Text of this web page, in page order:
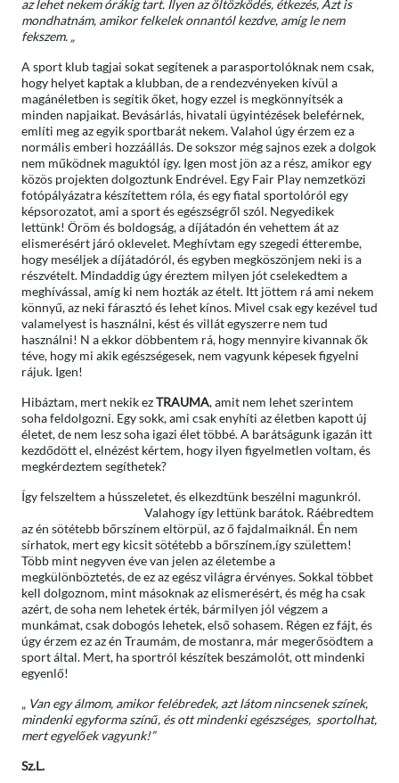
az lehet nekem órákig tart. Ilyen az öltözködés, étkezés, Azt is
mondhatnám, amikor felkelek onnantól kezdve, amíg le nem
fekszem. „
A sport klub tagjai sokat segítenek a parasportolóknak nem csak,
hogy helyet kaptak a klubban, de a rendezvényeken kívül a
magánéletben is segítik őket, hogy ezzel is megkönnyítsék a
minden napjaikat. Bevásárlás, hivatali ügyintézések beleférnek,
említi meg az egyik sportbarát nekem. Valahol úgy érzem ez a
normális emberi hozzáállás. De sokszor még sajnos ezek a dolgok
nem működnek maguktól így. Igen most jön az a rész, amikor egy
közös projekten dolgoztunk Endrével. Egy Fair Play nemzetközi
fotópályázatra készítettem róla, és egy fiatal sportolóról egy
képsorozatot, ami a sport és egészségről szól. Negyedikek
lettünk! Öröm és boldogság, a díjátadón én vehettem át az
elismerésért járó oklevelet. Meghívtam egy szegedi étterembe,
hogy meséljek a díjátadóról, és egyben megköszönjem neki is a
részvételt. Mindaddig úgy éreztem milyen jót cselekedtem a
meghívással, amíg ki nem hozták az ételt. Itt jöttem rá ami nekem
könnyű, az neki fárasztó és lehet kínos. Mivel csak egy kezével tud
valamelyest is használni, kést és villát egyszerre nem tud
használni! N a ekkor döbbentem rá, hogy mennyire kivannak ők
téve, hogy mi akik egészségesek, nem vagyunk képesek figyelni
rájuk. Igen!
Hibáztam, mert nekik ezTRAUMA, amit nem lehet szerintem
soha feldolgozni. Egy sokk, ami csak enyhíti az életben kapott új
életet, de nem lesz soha igazi élet többé. A barátságunk igazán itt
kezdődött el, elnézést kértem, hogy ilyen figyelmetlen voltam, és
megkérdeztem segíthetek?
Így felszeltem a hússzeletet, és elkezdtünk beszélni magunkról.
Valahogy így lettünk barátok. Ráébredtem
az én sötétebb bőrszínem eltörpül, az ő fajdalmaiknál. Én nem
sírhatok, mert egy kicsit sötétebb a bőrszínem,így születtem!
Több mint negyven éve van jelen az életembe a
megkülönböztetés, de ez az egész világra érvényes. Sokkal többet
kell dolgoznom, mint másoknak az elismerésért, és még ha csak
azért, de soha nem lehetek érték, bármilyen jól végzem a
munkámat, csak dobogós lehetek, első sohasem. Régen ez fájt, és
úgy érzem ez az én Traumám, de mostanra, már megerősödtem a
sport által. Mert, ha sportról készítek beszámolót, ott mindenki
egyenlő!
„ Van egy álmom, amikor felébredek, azt látom nincsenek színek,
mindenki egyforma színű, és ott mindenki egészséges, sportolhat,
mert egyelőek vagyunk!”
Sz.L.